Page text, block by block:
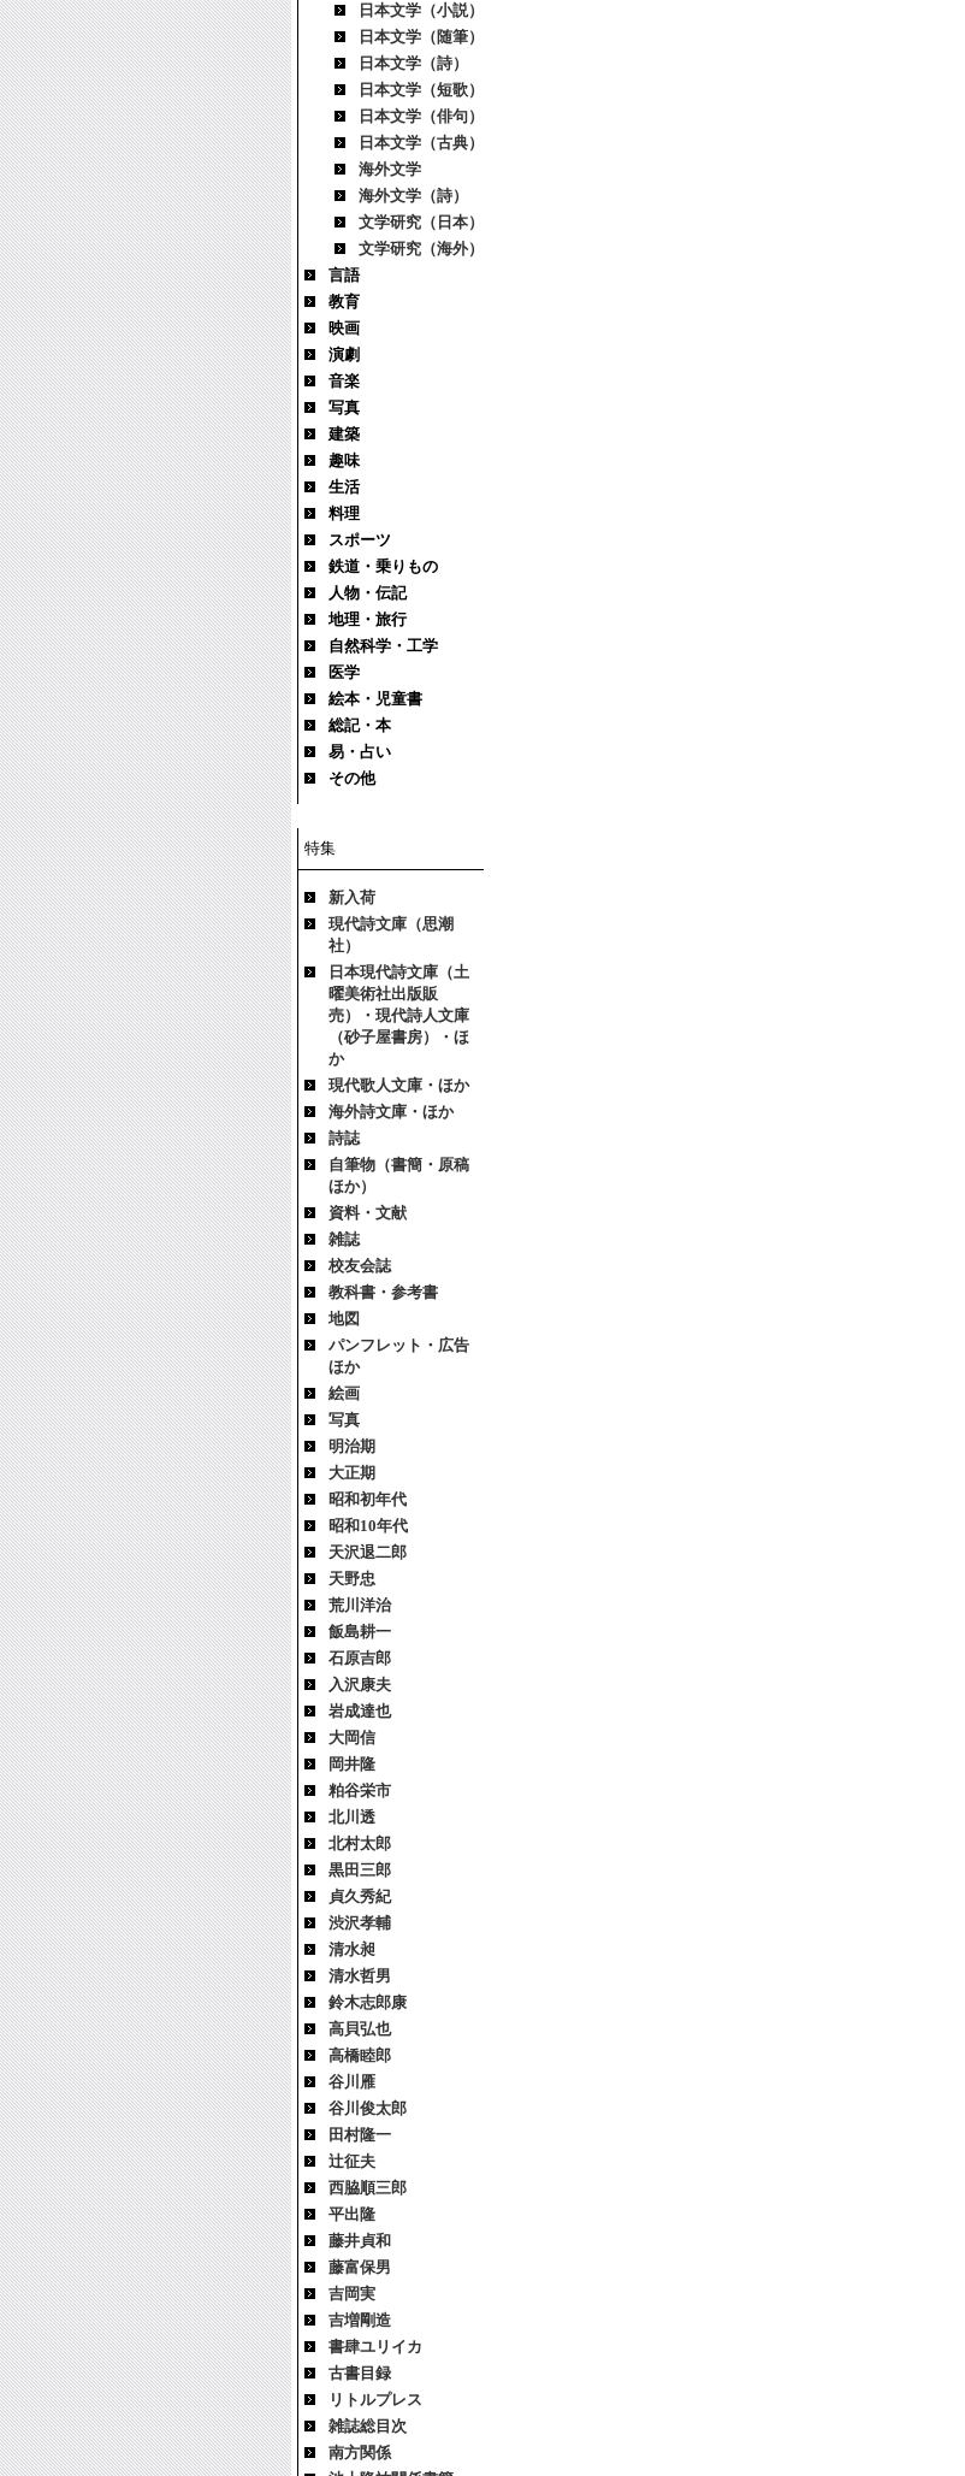
日本文学（小説）
日本文学（随筆）
日本文学（詩）
日本文学（短歌）
日本文学（俳句）
日本文学（古典）
海外文学
海外文学（詩）
文学研究（日本）
文学研究（海外）
言語
教育
映画
演劇
音楽
写真
建築
趣味
生活
料理
スポーツ
鉄道・乗りもの
人物・伝記
地理・旅行
自然科学・工学
医学
絵本・児童書
総記・本
易・占い
その他
特集
新入荷
現代詩文庫（思潮
社）
日本現代詩文庫（土
曜美術社出版販
売）・現代詩人文庫
（砂子屋書房）・ほ
か
現代歌人文庫・ほか
海外詩文庫・ほか
詩誌
自筆物（書簡・原稿
ほか）
資料・文献
雑誌
校友会誌
教科書・参考書
地図
パンフレット・広告
ほか
絵画
写真
明治期
大正期
昭和初年代
昭和10年代
天沢退二郎
天野忠
荒川洋治
飯島耕一
石原吉郎
入沢康夫
岩成達也
大岡信
岡井隆
粕谷栄市
北川透
北村太郎
黒田三郎
貞久秀紀
渋沢孝輔
清水昶
清水哲男
鈴木志郎康
高貝弘也
高橋睦郎
谷川雁
谷川俊太郎
田村隆一
辻征夫
西脇順三郎
平出隆
藤井貞和
藤富保男
吉岡実
吉増剛造
書肆ユリイカ
古書目録
リトルプレス
雑誌総目次
南方関係